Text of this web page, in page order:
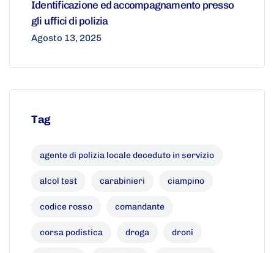
Identificazione ed accompagnamento presso
gli uffici di polizia
Agosto 13, 2025
Tag
agente di polizia locale deceduto in servizio
alcol test carabinieri ciampino
codice rosso comandante
corsa podistica droga droni